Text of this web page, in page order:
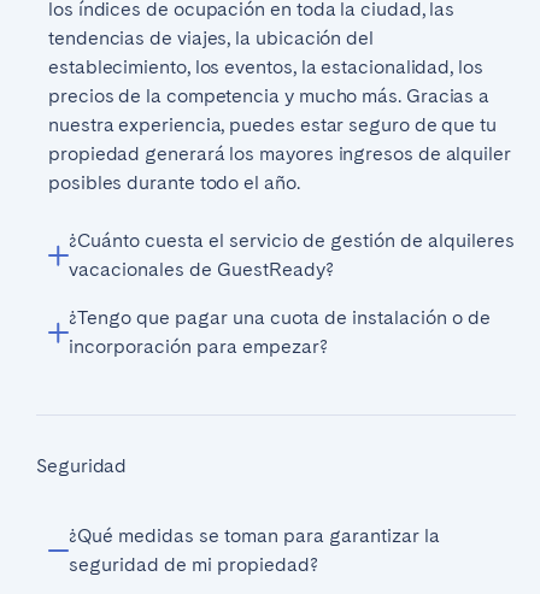
los índices de ocupación en toda la ciudad, las
tendencias de viajes, la ubicación del
establecimiento, los eventos, la estacionalidad, los
precios de la competencia y mucho más. Gracias a
nuestra experiencia, puedes estar seguro de que tu
propiedad generará los mayores ingresos de alquiler
posibles durante todo el año.
¿Cuánto cuesta el servicio de gestión de alquileres
vacacionales de GuestReady?
¿Tengo que pagar una cuota de instalación o de
incorporación para empezar?
Seguridad
¿Qué medidas se toman para garantizar la
seguridad de mi propiedad?